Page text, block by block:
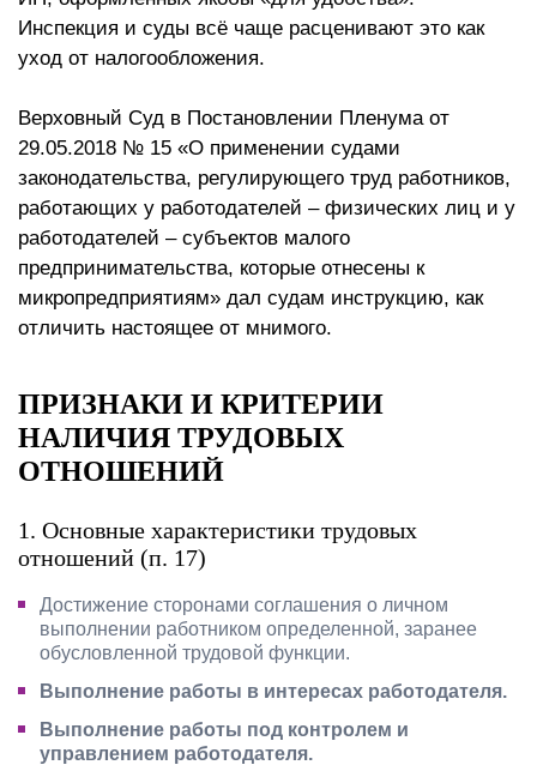
Инспекция и суды всё чаще расценивают это как
уход от налогообложения.
Верховный Суд в Постановлении Пленума от
29.05.2018 № 15 «О применении судами
законодательства, регулирующего труд работников,
работающих у работодателей – физических лиц и у
работодателей – субъектов малого
предпринимательства, которые отнесены к
микропредприятиям» дал судам инструкцию, как
отличить настоящее от мнимого.
ПРИЗНАКИ И КРИТЕРИИ
НАЛИЧИЯ ТРУДОВЫХ
ОТНОШЕНИЙ
1. Основные характеристики трудовых
отношений (п. 17)
Достижение сторонами соглашения о личном
выполнении работником определенной, заранее
обусловленной трудовой функции.
Выполнение работы в интересах работодателя.
Выполнение работы под контролем и
управлением работодателя.